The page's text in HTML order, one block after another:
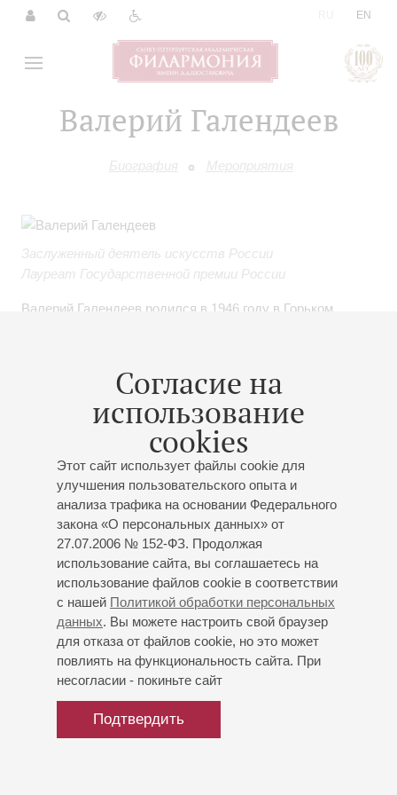
EN
Валерий Галендеев
Биография Мероприятия
Согласие на
использование
cookies
Этот сайт использует файлы cookie для
улучшения пользовательского опыта и
анализа трафика на основании Федерального
закона «О персональных данных» от
27.07.2006 № 152-ФЗ. Продолжая
использование сайта, вы соглашаетесь на
использование файлов cookie в соответствии
с нашей Политикой обработки персональных
данных. Вы можете настроить свой браузер
для отказа от файлов cookie, но это может
повлиять на функциональность сайта. При
несогласии - покиньте сайт
Подтвердить
Заслуженный деятель искусств России
Лауреат Государственной премии России
Валерий Галендеев родился в 1946 году в Горьком.
сценической речи ЛГИТМиК. С 1979 года работает
педагогом-репетитором в Малом драматическом театре.
При его участии созданы такие спектакли, как "Дом",
"Братья и сестры", "Gaudeamus", "Бесы",
"Клаустрофобия", "Пьеса без названия", "Московский
хор", "Жизнь и судьба", "Бесплодные усилия любви",
"Повелитель мух" (спектакль 2009 г.), "Коварство и
любовь". Режиссер-ассистент оперных постановок
Л.Додина: "Электра", "Леди Макбет Мценского уезда",
"Мазепа", "Пиковая дама", "Демон", "Саломея". Ведет
мастер-классы в России и за рубежом. Лауреат
Государственной премии России, премии имени К.С.
Станиславского. Профессор, зав. кафедрой сценической
речи Санкт-Петербургской Академии театрального
искусства. Автор книг: "Учение К.С. Станиславского о
сценическом слове", "Метод и школа Льва Додина",
сценической речи" и др
Лауреат премии им. Андрея Толубеева (2013)